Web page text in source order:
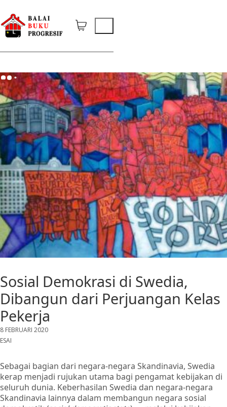
Sosial Demokrasi di Swedia,
Dibangun dari Perjuangan Kelas
Pekerja
8 FEBRUARI 2020
ESAI
Sebagai bagian dari negara-negara Skandinavia, Swedia
kerap menjadi rujukan utama bagi pengamat kebijakan di
seluruh dunia. Keberhasilan Swedia dan negara-negara
Skandinavia lainnya dalam membangun negara sosial